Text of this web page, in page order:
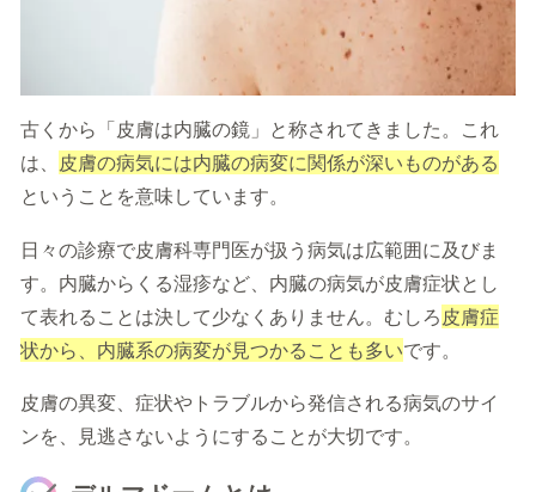
古くから「皮膚は内臓の鏡」と称されてきました。これ
は、 皮膚の病気には内臓の病変に関係が深いものがある
ということを意味しています。
日々の診療で皮膚科専門医が扱う病気は広範囲に及びま
す。内臓からくる湿疹など、内臓の病気が皮膚症状とし
て表れることは決して少なくありません。むしろ 皮膚症
状から、内臓系の病変が見つかることも多いです。
皮膚の異変、症状やトラブルから発信される病気のサイ
ンを、見逃さないようにすることが大切です。